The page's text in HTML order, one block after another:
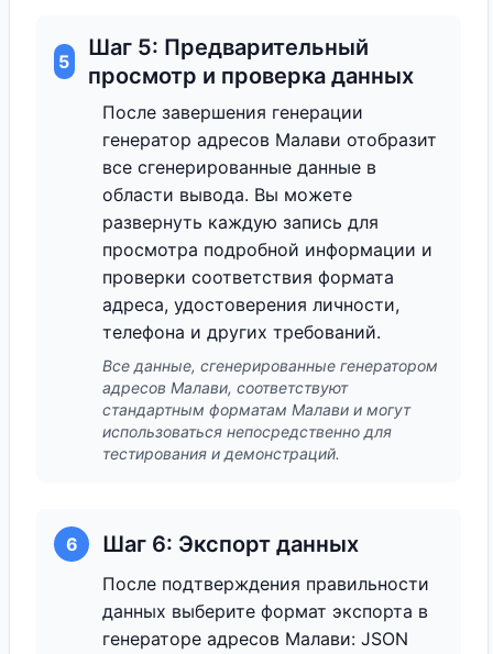
5
Шаг 5: Предварительный
просмотр и проверка данных
После завершения генерации
генератор адресов Малави отобразит
все сгенерированные данные в
области вывода. Вы можете
развернуть каждую запись для
просмотра подробной информации и
проверки соответствия формата
адреса, удостоверения личности,
телефона и других требований.
Все данные, сгенерированные генератором
адресов Малави, соответствуют
стандартным форматам Малави и могут
использоваться непосредственно для
тестирования и демонстраций.
6 Шаг 6: Экспорт данных
После подтверждения правильности
данных выберите формат экспорта в
генераторе адресов Малави: JSON